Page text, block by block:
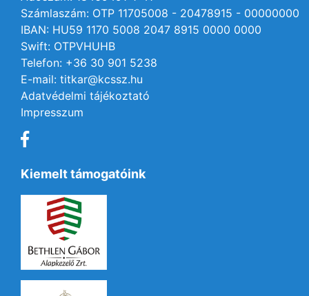
Számlaszám: OTP 11705008 - 20478915 - 00000000
IBAN: HU59 1170 5008 2047 8915 0000 0000
Swift: OTPVHUHB
Telefon: +36 30 901 5238
E-mail: titkar@kcssz.hu
Adatvédelmi tájékoztató
Impresszum
Kiemelt támogatóink